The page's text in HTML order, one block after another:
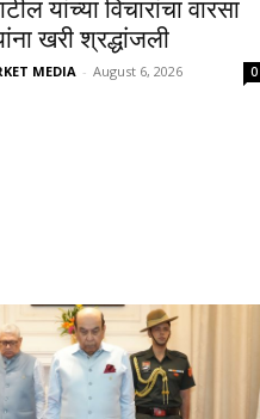
यांच्या विचारांचा वारसा
खरी श्रद्धांजली
MEDIA - August 6, 2026 0